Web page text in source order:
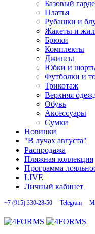
Базовый
Платья
Рубашки и
Жакеты и
Брюки
Комплекты
Джинсы
Юбки и
Футболки и
Трикотаж
Верхняя
Обувь
Аксессуары
Сумки
Новинки
"В лучах августа"
Распродажа
Пляжная коллекция
Программа
LIVE
Личный кабинет
+7 (915) 330-28-50 Telegram